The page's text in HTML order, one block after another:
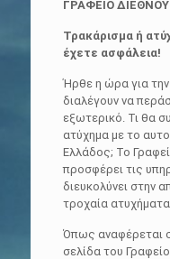
ΓΡΑΦΕΙΟ
Τρακάρισμα ή
έχετε ασφάλεια!
Ήρθε η ώρα για την
διαλέγουν να
εξωτερικό. Τι θα
ατύχημα με το
Ελλάδος; Το
προσφέρει τις
διευκολύνει στην
τροχαία
Όπως αναφέρεται
σελίδα του